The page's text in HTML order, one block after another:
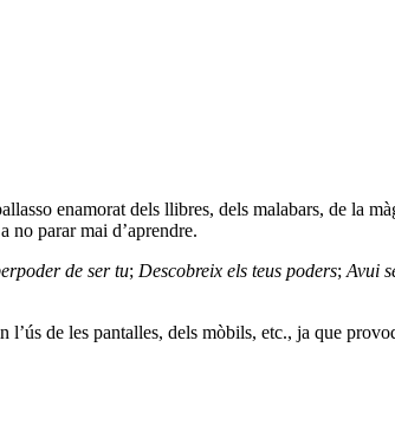
enamorat dels llibres, dels malabars, de la
no parar mai d’aprendre.
de ser tu; Descobreix els teus poders; Avui
de les pantalles, dels mòbils, etc., ja que